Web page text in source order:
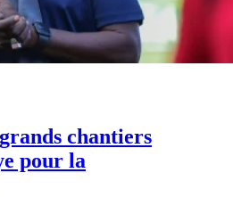
chantiers
pour la